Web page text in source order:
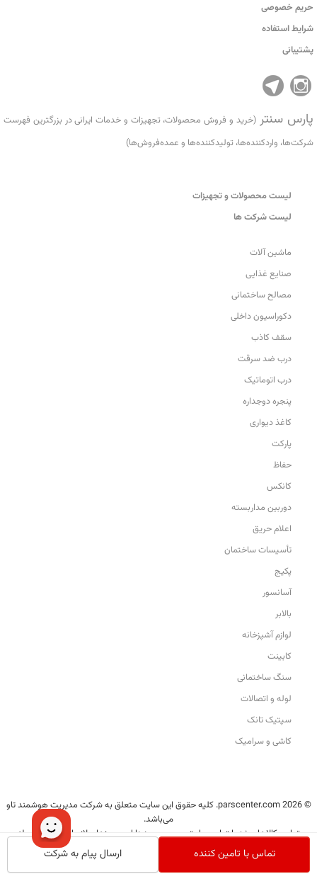
تماس با تامین کننده ارسال پیام به شرکت
حریم خصوصی
شرایط استفاده
پشتیبانی
پارس سنتر(خرید و فروش محصولات، تجهیزات و خدمات ایرانی در بزرگترین فهرست
شرکت‌ها، واردکننده‌ها، تولید‌کننده‌ها و عمده‌فروش‌ها)
لیست محصولات و تجهیزات
لیست شرکت ها
ماشین آلات
صنایع غذایی
مصالح ساختمانی
دکوراسیون داخلی
سقف کاذب
درب ضد سرقت
درب اتوماتیک
پنجره دوجداره
کاغذ دیواری
پارکت
حفاظ
کانکس
دوربین مداربسته
اعلام حریق
تأسیسات ساختمان
پکیج
آسانسور
بالابر
لوازم آشپزخانه
کابینت
سنگ ساختمانی
لوله و اتصالات
سپتیک تانک
کاشی و سرامیک
© 2026 parscenter.com. کلیه حقوق این سایت متعلق به شرکت مدیریت هوشمند تاو
می‌باشد.
تمامی کالاها و خدمات این سایت، حسب مورد دارای مجوزهای لازم از مراجع مربوطه
می‌باشند و فعالیت‌های این سایت تابع قوانین و مقررات ایران است.